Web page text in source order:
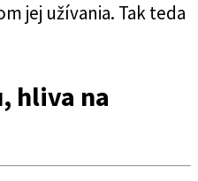
jej užívania. Tak teda
hliva na